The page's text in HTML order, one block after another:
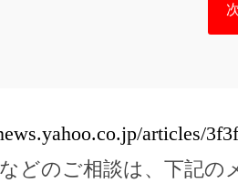
articles/
どのご相談は、下記